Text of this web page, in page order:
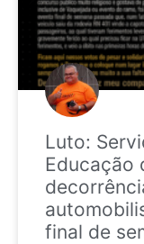
Luto:
Educação
final de